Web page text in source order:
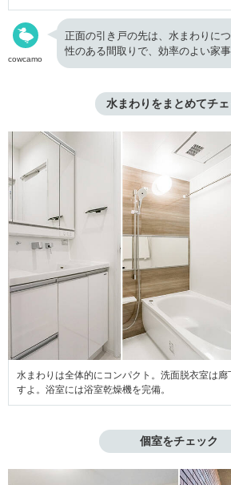
cowcamo
正面の引き戸の先は、水まわりに
性のある間取りで、効率のよい家事
水まわりをまとめてチェ
水まわりは全体的にコンパクト。洗面脱衣室は廊
すよ。浴室には浴室乾燥機を完備。
個室をチェック